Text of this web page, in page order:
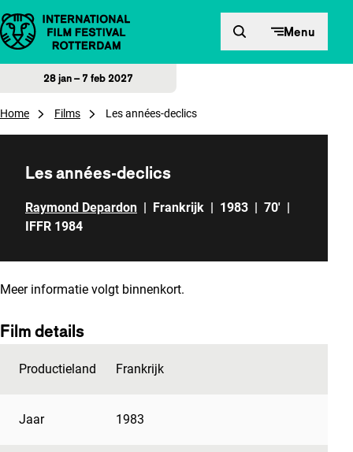
Direct naar inhoud Menu
28 jan – 7 feb 2027
Home Films Les années-declics
Les années-declics
Raymond Depardon | Frankrijk | 1983 | 70' |
IFFR 1984
Meer informatie volgt binnenkort.
Film details
Productieland Frankrijk
Jaar 1983